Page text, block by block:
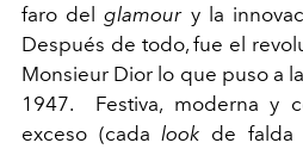
faro delglamoury la
Después de todo, fue el
Monsieur Dior lo que puso a
1947. Festiva, moderna y
exceso (cadalook de falda